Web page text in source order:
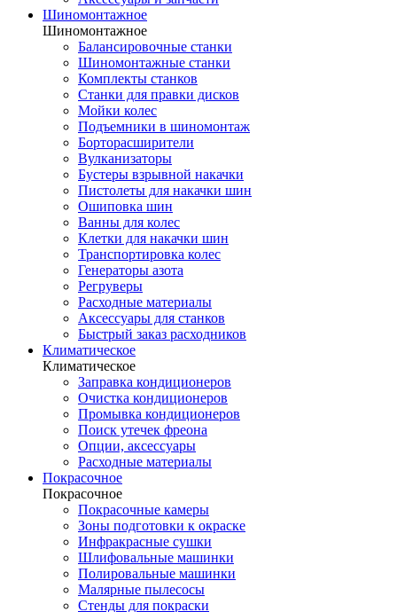
Шиномонтажное
Шиномонтажное
Балансировочные станки
Шиномонтажные станки
Комплекты станков
Станки для правки дисков
Мойки колес
Подъемники в шиномонтаж
Борторасширители
Вулканизаторы
Бустеры взрывной накачки
Пистолеты для накачки шин
Ошиповка шин
Ванны для колес
Клетки для накачки шин
Транспортировка колес
Генераторы азота
Регруверы
Расходные материалы
Аксессуары для станков
Быстрый заказ расходников
Климатическое
Климатическое
Заправка кондиционеров
Очистка кондиционеров
Промывка кондиционеров
Поиск утечек фреона
Опции, аксессуары
Расходные материалы
Покрасочное
Покрасочное
Покрасочные камеры
Зоны подготовки к окраске
Инфракрасные сушки
Шлифовальные машинки
Полировальные машинки
Малярные пылесосы
Стенды для покраски